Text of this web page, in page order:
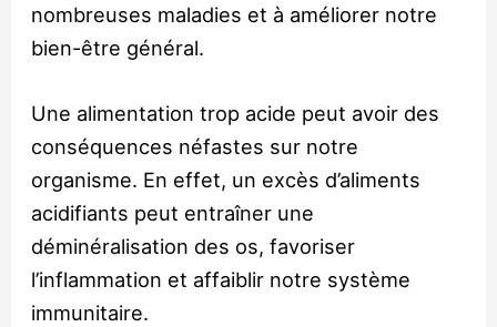
nombreuses maladies et à améliorer notre
bien-être général.
Une alimentation trop acide peut avoir des
conséquences néfastes sur notre
organisme. En effet, un excès d’aliments
acidifiants peut entraîner une
déminéralisation des os, favoriser
l’inflammation et affaiblir notre système
immunitaire.